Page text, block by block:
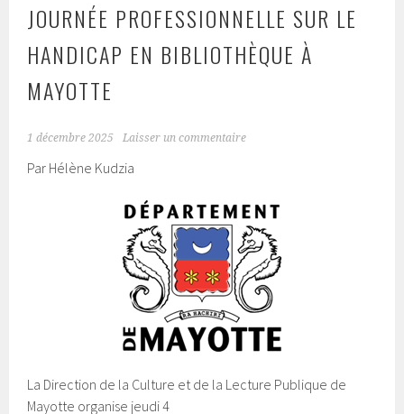
JOURNÉE PROFESSIONNELLE SUR LE
HANDICAP EN BIBLIOTHÈQUE À
MAYOTTE
1 décembre 2025 Laisser un commentaire
Par Hélène Kudzia
La Direction de la Culture et de la Lecture Publique de
Mayotte organise jeudi 4